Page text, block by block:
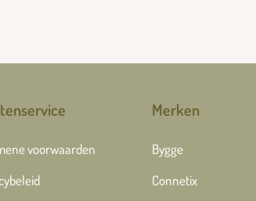
voorwaarden
Merken
Bygge
Connetix